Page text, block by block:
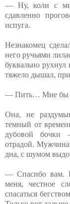
— Ну, коли с
сдавленно
испуга.
Незнакомец
него ручьями
буквально
тяжело дышал,
— Пить… Мне бы
Она, не
темный от
дубовой бочки
отрадой. Мужчина
дна, с шумом
— Спасибо вам.
меня, честное
спасаться